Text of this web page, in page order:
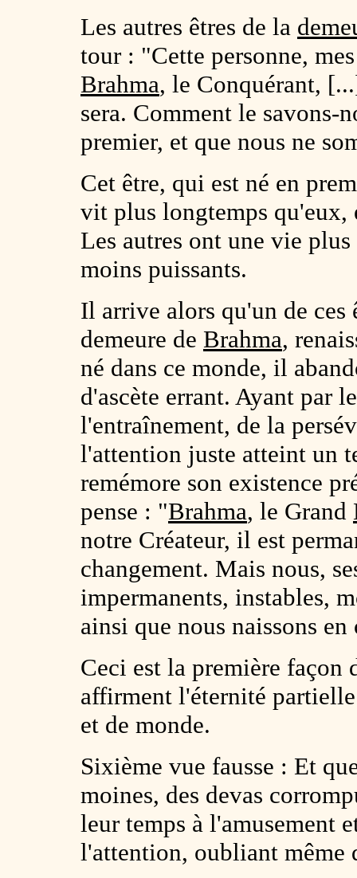
Les autres êtres de la
tour : "Cette personne,
Brahma, le Conquérant,
sera. Comment le savons-
premier, et que nous ne
Cet être, qui est né en
vit plus longtemps qu'eux,
Les autres ont une vie
moins puissants.
Il arrive alors qu'un de ces
demeure de Brahma,
né dans ce monde, il
d'ascète errant. Ayant par
l'entraînement, de la
l'attention juste atteint un
remémore son existence
pense : "Brahma, le Grand
notre Créateur, il est
changement. Mais nous,
impermanents, instables,
ainsi que nous naissons
Ceci est la première façon
affirment l'éternité
et de monde.
Sixième vue fausse : Et
moines, des devas
leur temps à l'amusement
l'attention, oubliant même